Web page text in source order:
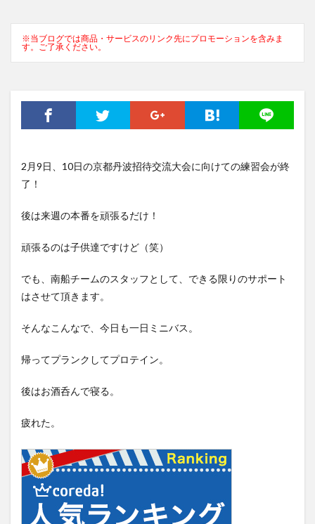
※当ブログでは商品・サービスのリンク先にプロモーションを含みま
す。ご了承ください。
2月9日、10日の京都丹波招待交流大会に向けての練習会が終
了！
後は来週の本番を頑張るだけ！
頑張るのは子供達ですけど（笑）
でも、南船チームのスタッフとして、できる限りのサポート
はさせて頂きます。
そんなこんなで、今日も一日ミニバス。
帰ってプランクしてプロテイン。
後はお酒呑んで寝る。
疲れた。